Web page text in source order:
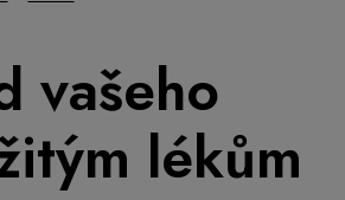
vašeho
lékům